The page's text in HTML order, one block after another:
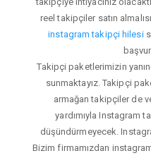
reel takipçiler satın
instagram takipçi hilesi
Takipçi paketlerimizin
sunmaktayız. Takipçi
armağan takipçiler de
yardımıyla Instagram
düşündürmeyecek.
Bizim firmamızdan